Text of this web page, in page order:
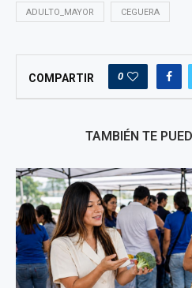
ADULTO_MAYOR CEGUERA
COMPARTIR 0
TAMBIÉN TE